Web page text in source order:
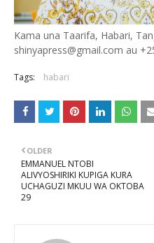
Kama una Taarifa, Habari,
shinyapress@gmail.com au
Tags: habari
OLDER
EMMANUEL NTOBI
ALIVYOSHIRIKI KUPIGA KURA
UCHAGUZI MKUU WA OKTOBA
29